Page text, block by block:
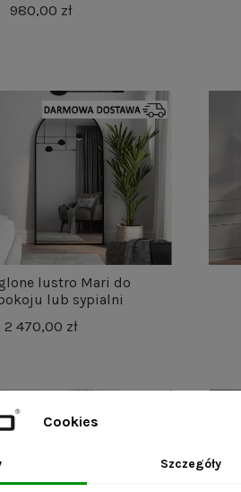
980,00 zł
lustro Mari do
lub sypialni
2 470,00 zł
Cookies
Szczegóły